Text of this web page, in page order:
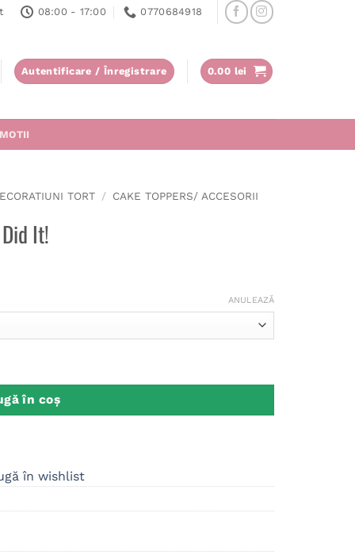
08:00 - 17:00 0770684918
Autentificare / Înregistrare 0.00 lei
TORT / CAKE TOPPERS/ ACCESORII
It!
ANULEAZĂ
în coș
în wishlist